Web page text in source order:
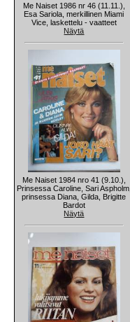
Me Naiset 1986 nr 46 (11.11.),
Esa Sariola, merkillinen Miami
Vice, laskettelu - vaatteet
Näytä
Me Naiset 1984 nro 41 (9.10.),
Prinsessa Caroline, Sari Aspholm,
prinsessa Diana, Gilda, Brigitte
Bardot
Näytä